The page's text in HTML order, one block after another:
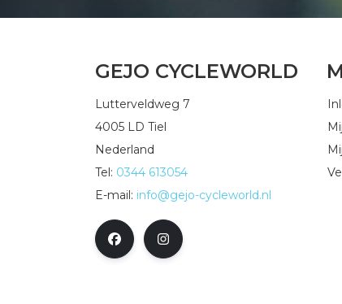
GEJO CYCLEWORLD
Lutterveldweg 7
4005 LD Tiel
Nederland
Tel: 0344 613054
E-mail: info@gejo-cycleworld.nl